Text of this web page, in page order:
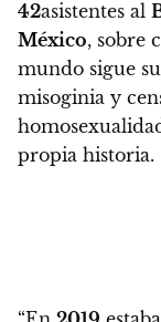
42asistentes al
México, sobre
mundo sigue
misoginia y
propia historia.